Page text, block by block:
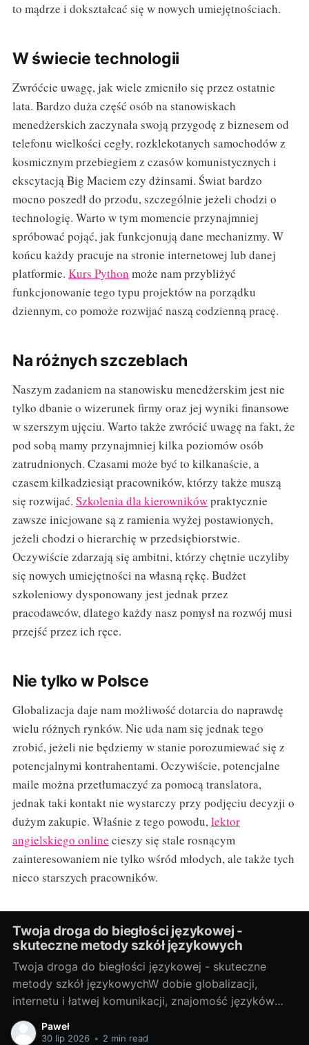
to mądrze i dokształcać się w nowych umiejętnościach.
W świecie technologii
Zwróćcie uwagę, jak wiele zmieniło się przez ostatnie
lata. Bardzo duża część osób na stanowiskach
menedżerskich zaczynała swoją przygodę z biznesem od
telefonu wielkości cegły, rozklekotanych samochodów z
kosmicznym przebiegiem z czasów komunistycznych i
ekscytacją Big Maciem czy dżinsami. Świat bardzo
mocno poszedł do przodu, szczególnie jeżeli chodzi o
technologię. Warto w tym momencie przynajmniej
spróbować pojąć, jak funkcjonują dane mechanizmy. W
końcu każdy pracuje na stronie internetowej lub danej
platformie. Kurs Python może nam przybliżyć
funkcjonowanie tego typu projektów na porządku
dziennym, co pomoże rozwijać naszą codzienną pracę.
Na różnych szczeblach
Naszym zadaniem na stanowisku menedżerskim jest nie
tylko dbanie o wizerunek firmy oraz jej wyniki finansowe
w szerszym ujęciu. Warto także zwrócić uwagę na fakt, że
pod sobą mamy przynajmniej kilka poziomów osób
zatrudnionych. Czasami może być to kilkanaście, a
czasem kilkadziesiąt pracowników, którzy także muszą
się rozwijać. Szkolenia dla kierownikówpraktycznie
zawsze inicjowane są z ramienia wyżej postawionych,
jeżeli chodzi o hierarchię w przedsiębiorstwie.
Oczywiście zdarzają się ambitni, którzy chętnie uczyliby
się nowych umiejętności na własną rękę. Budżet
szkoleniowy dysponowany jest jednak przez
pracodawców, dlatego każdy nasz pomysł na rozwój musi
przejść przez ich ręce.
Nie tylko w Polsce
Globalizacja daje nam możliwość dotarcia do naprawdę
wielu różnych rynków. Nie uda nam się jednak tego
zrobić, jeżeli nie będziemy w stanie porozumiewać się z
potencjalnymi kontrahentami. Oczywiście, potencjalne
maile można przetłumaczyć za pomocą translatora,
jednak taki kontakt nie wystarczy przy podjęciu decyzji o
dużym zakupie. Właśnie z tego powodu,lektor
angielskiego online cieszy się stale rosnącym
zainteresowaniem nie tylko wśród młodych, ale także tych
nieco starszych pracowników.
Twoja droga do biegłości językowej -
skuteczne metody szkół językowych
Twoja droga do biegłości językowej - skuteczne
metody szkół językowychW dobie globalizacji,
internetu i łatwej komunikacji, znajomość języków
obcych stała się prawie koniecznością. Bez względu
na to, czy potrzebujesz go do pracy, do podróży, czy
Paweł
30 lip 2026 • 2 min read